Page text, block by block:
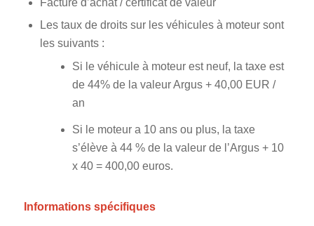
Facture d’achat / certificat de valeur
Les taux de droits sur les véhicules à moteur sont
les suivants :
Si le véhicule à moteur est neuf, la taxe est
de 44% de la valeur Argus + 40,00 EUR /
an
Si le moteur a 10 ans ou plus, la taxe
s’élève à 44 % de la valeur de l’Argus + 10
x 40 = 400,00 euros.
Informations spécifiques